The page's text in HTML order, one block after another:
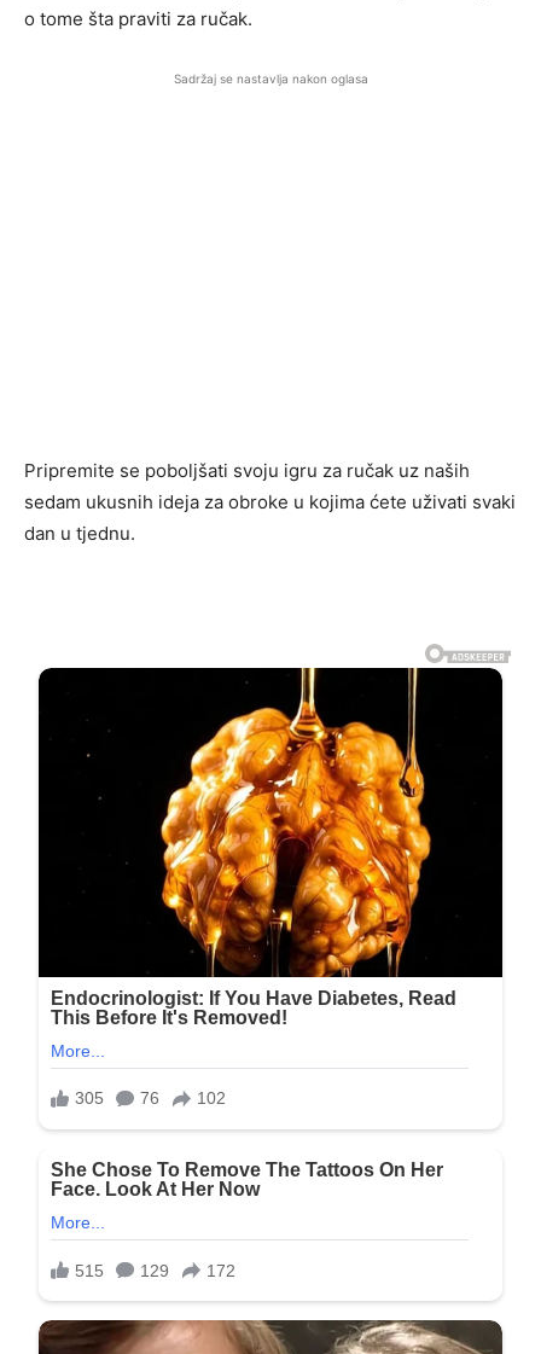
o tome šta praviti za ručak.
Sadržaj se nastavlja nakon oglasa
Pripremite se poboljšati svoju igru ​​za ručak uz naših
sedam ukusnih ideja za obroke u kojima ćete uživati ​​svaki
dan u tjednu.